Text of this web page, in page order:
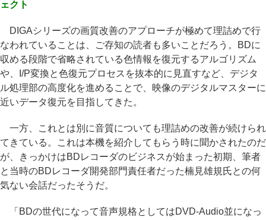
ェクト
DIGAシリーズの画質改善のアプローチが極めて理詰めで行
なわれていることは、ご存知の読者も多いことだろう。BDに
収める段階で省略されている色情報を復元するアルゴリズム
や、I/P変換と色復元プロセスを抜本的に見直すなど、デジタ
ル処理部の高度化を進めることで、映像のデジタルマスターに
近いデータ復元を目指してきた。
一方、これとは別に音質についても理詰めの改善が続けられ
てきている。これは本機を紹介してもらう時に聞かされたのだ
が、きっかけはBDレコーダのビジネスが始まった初期、筆者
と当時のBDレコーダ開発部門責任者だった楠見雄規氏との何
気ない会話だったそうだ。
「BDの世代になって音声規格としてはDVD-Audio並になっ